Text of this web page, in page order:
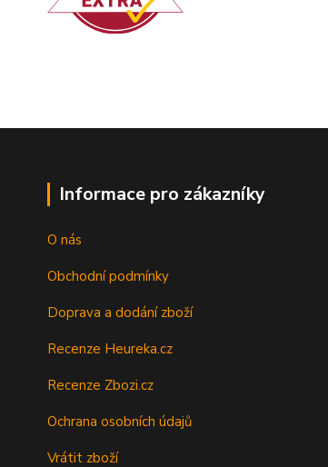
Informace pro zákazníky
O nás
Obchodní podmínky
Doprava a dodání zboží
Recenze Heureka.cz
Recenze Zbozi.cz
Ochrana osobních údajů
Vrátit zboží